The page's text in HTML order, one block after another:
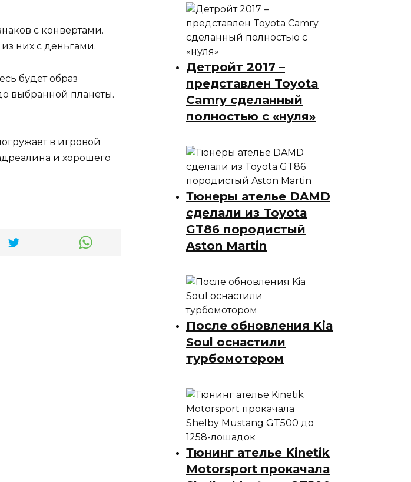
с конвертами.
них с деньгами.
будет образ
выбранной планеты.
в игровой
и хорошего
Детройт 2017 –
представлен Toyota
Camry сделанный
полностью с «нуля»
Тюнеры ателье DAMD
сделали из Toyota
GT86 породистый
Aston Martin
После обновления Kia
Soul оснастили
турбомотором
Тюнинг ателье Kinetik
Motorsport прокачала